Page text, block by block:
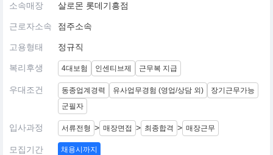
소속매장 살로몬 롯데기흥점
근로자소속 점주소속
고용형태 정규직
복리후생 4대보험 인센티브제 근무복 지급
우대조건 동종업계경력 유사업무경험 (영업/상담 외)
장기근무가능
군필자
입사과정 서류전형 > 매장면접 > 최종합격 > 매장근무
모집기간 채용시까지